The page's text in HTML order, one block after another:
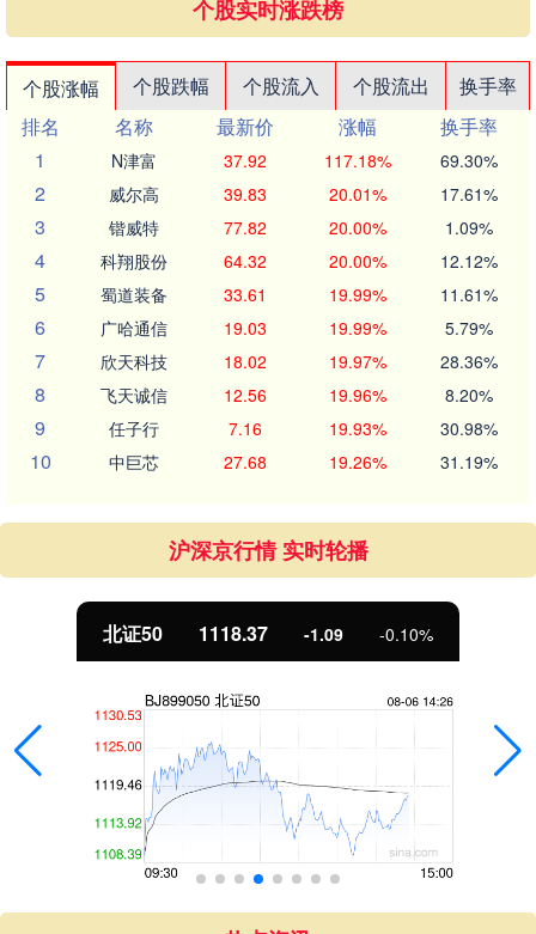
个股实时涨跌榜
个股涨幅 个股跌幅 个股流入 个股流出
换手率
排名
名称 最新价 涨幅
换手率
1
N津富 37.92 117.18% 69.30%
2 威尔高 39.83 20.01% 17.61%
3 锴威特 77.82 20.00% 1.09%
4 科翔股份 64.32 20.00% 12.12%
5 蜀道装备 33.61 19.99% 11.61%
6 广哈通信 19.03 19.99% 5.79%
7 欣天科技 18.02 19.97% 28.36%
8 飞天诚信 12.56 19.96% 8.20%
9 任子行 7.16 19.93% 30.98%
10 中巨芯 27.68 19.26% 31.19%
沪深京行情 实时轮播
北证50 1118.37 -1.09 -0.10%